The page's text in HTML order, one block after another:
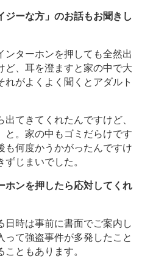
ーな方」のお話もお聞きし
ターホンを押しても全然出
ど、耳を澄ますと家の中で大
がよくよく聞くとアダルト
てきてくれたんですけど、
と。家の中もゴミだらけです
も何度かうかがったんですけ
じまいでした。
ンを押したら応対してくれ
時は事前に書面でご案内し
て強盗事件が多発したこと
ともあります。